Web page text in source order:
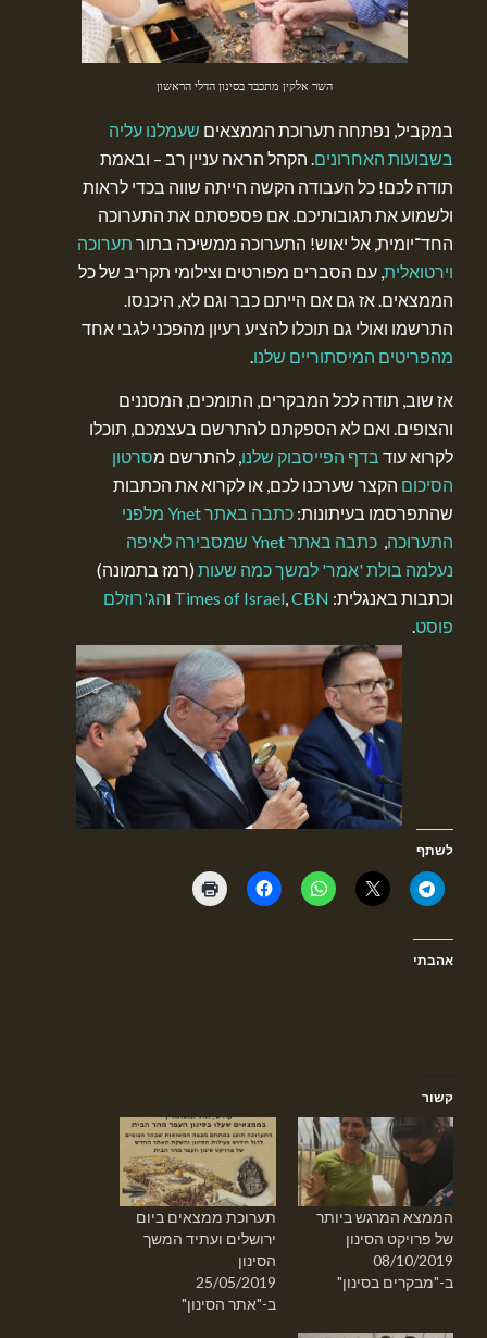
השר אלקין מתכבד בסינון הדלי הראשון
במקביל, נפתחה תערוכת הממצאים שעמלנו עליה
בשבועות האחרונים. הקהל הראה עניין רב – ובאמת
תודה לכם! כל העבודה הקשה הייתה שווה בכדי לראות
ולשמוע את תגובותיכם. אם פספסתם את התערוכה
החד־יומית, אל יאוש! התערוכה ממשיכה בתור תערוכה
וירטואלית, עם הסברים מפורטים וצילומי תקריב של כל
הממצאים. אז גם אם הייתם כבר וגם לא, היכנסו.
התרשמו ואולי גם תוכלו להציע רעיון מהפכני לגבי אחד
מהפריטים המיסתוריים שלנו.
אז שוב, תודה לכל המבקרים, התומכים, המסננים
והצופים. ואם לא הספקתם להתרשם בעצמכם, תוכלו
לקרוא עוד בדף הפייסבוק שלנו, להתרשם מסרטון
הסיכום הקצר שערכנו לכם, או לקרוא את הכתבות
שהתפרסמו בעיתונות:
כתבה באתר Ynet מלפני
התערוכה,
כתבה באתר Ynet שמסבירה לאיפה
נעלמה בולת 'אמר' למשך כמה שעות(רמז בתמונה)
וכתבות באנגלית: ‏
Times of Israel,CBN והג'רוזלם
פוסט.
לשתף
אהבתי
קשור
הממצא המרגש ביותר
של פרויקט הסינון
08/10/2019
ב-"מבקרים בסינון"
תערוכת ממצאים ביום
ירושלים ועתיד המשך
הסינון
25/05/2019
ב-"אתר הסינון"